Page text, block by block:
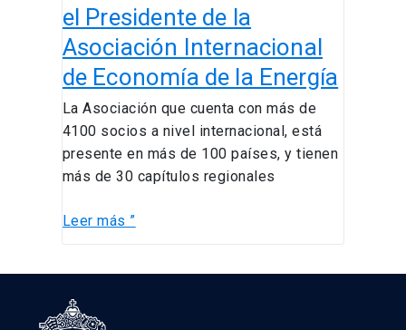
el Presidente de la
Asociación Internacional
de Economía de la Energía
La Asociación que cuenta con más de
4100 socios a nivel internacional, está
presente en más de 100 países, y tienen
más de 30 capítulos regionales
por
un
nuevo
período
el
Presidente
de
la
Internacional
Economía
la
Leer más ”